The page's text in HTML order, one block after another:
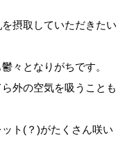
摂取していただきたい
々となりがちです。
外の空気を吸うことも
ト(？)がたくさん咲い